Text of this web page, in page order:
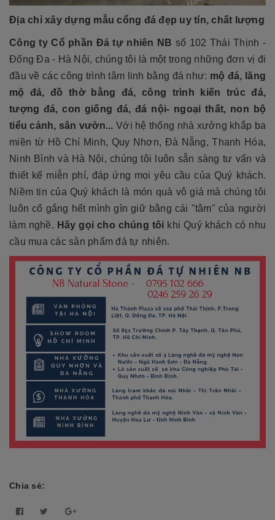
Địa chỉ xây dựng mẫu cổng đá đẹp uy tín, chất lượng
Công ty Cổ phần Đá tự nhiên NB số 102 Thái Thịnh -
Đống Đa - Hà Nội, chúng tôi là một trong những đơn vị đi
đầu về các công trình tâm linh bằng đá như: mộ đá, lăng
mộ đá, đồ thờ bằng đá, công trình kiến trúc đá,
tượng đá, con giống đá, đá nội- ngoại thất, non bộ
tiểu cảnh, sân vườn...Với hệ thống nhà xưởng khắp ba
miền từ Hồ Chí Minh, Quy Nhơn, Đà Nẵng, Thanh Hóa,
Ninh Bình và Hà Nội, chúng tôi luôn sẵn sàng tư vấn và
thiết kế miễn phí, đáp ứng mọi yêu cầu của Quý khách.
Niềm tin của Quý khách là món quà vô giá mà chúng tôi
luôn cố gắng hết mình gìn giữ bằng cái "tâm" của người
làm nghề. Hãy gọi cho chúng tôi khi Quý khách có nhu
cầu mua các sản phẩm đá tự nhiên.
Chia sẻ: